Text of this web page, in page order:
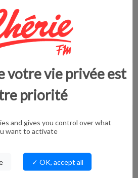
GOSSELET-CAMBRAI, ...
jeudi 09 juillet - 13:57
ancien député ...
DE JEAN-BAPTISTE
était, ce vendredi ap...
votre vie privée est
priorité
and gives you control over what
want to activate
✓ OK, accept all